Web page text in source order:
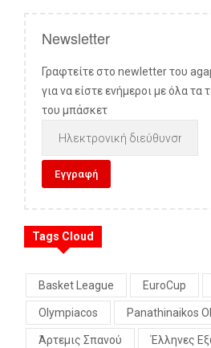
Newsletter
Γραφτείτε στο newletter του
για να είστε ενήμεροι με όλα τα
του μπάσκετ
Tags Cloud
Basket League EuroCup
Olympiacos Panathinaikos
Άρτεμις Σπανού Έλληνες